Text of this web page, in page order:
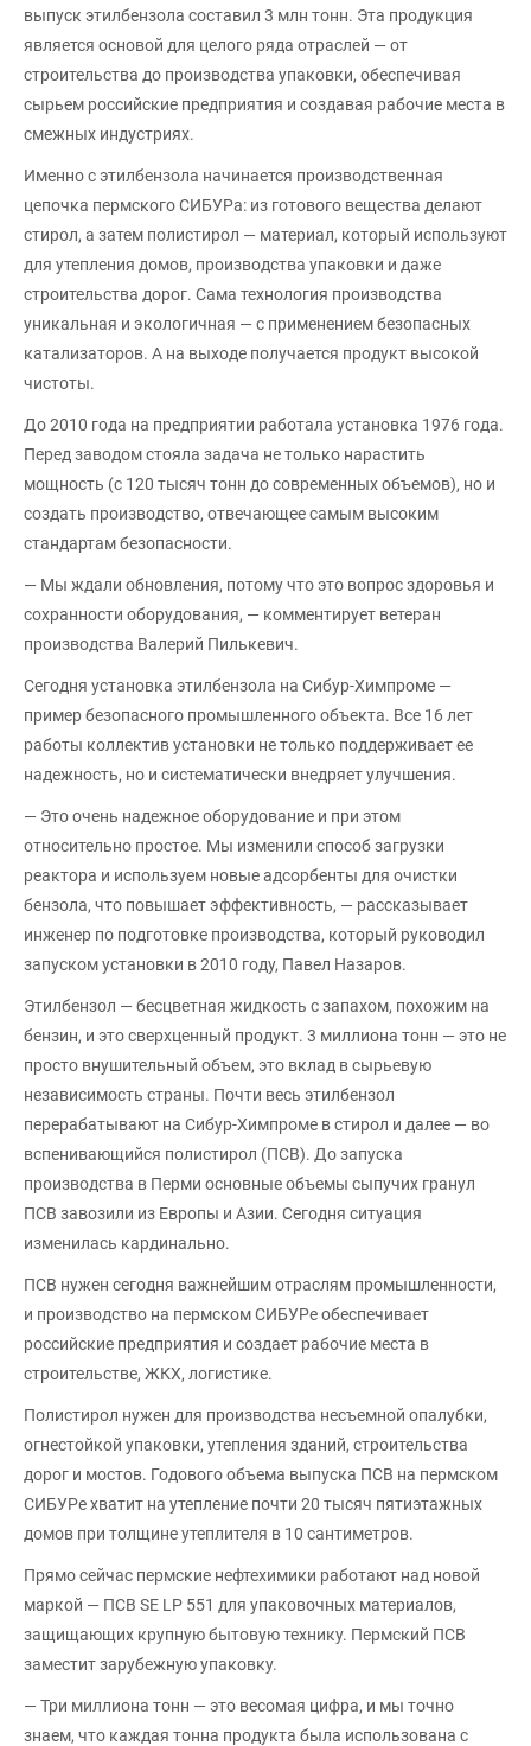
выпуск этилбензола составил 3 млн тонн. Эта продукция
является основой для целого ряда отраслей — от
строительства до производства упаковки, обеспечивая
сырьем российские предприятия и создавая рабочие места в
смежных индустриях.
Именно с этилбензола начинается производственная
цепочка пермского СИБУРа: из готового вещества делают
стирол, а затем полистирол — материал, который используют
для утепления домов, производства упаковки и даже
строительства дорог. Сама технология производства
уникальная и экологичная — с применением безопасных
катализаторов. А на выходе получается продукт высокой
чистоты.
До 2010 года на предприятии работала установка 1976 года.
Перед заводом стояла задача не только нарастить
мощность (с 120 тысяч тонн до современных объемов), но и
создать производство, отвечающее самым высоким
стандартам безопасности.
— Мы ждали обновления, потому что это вопрос здоровья и
сохранности оборудования, — комментирует ветеран
производства Валерий Пилькевич.
Сегодня установка этилбензола на Сибур-Химпроме —
пример безопасного промышленного объекта. Все 16 лет
работы коллектив установки не только поддерживает ее
надежность, но и систематически внедряет улучшения.
— Это очень надежное оборудование и при этом
относительно простое. Мы изменили способ загрузки
реактора и используем новые адсорбенты для очистки
бензола, что повышает эффективность, — рассказывает
инженер по подготовке производства, который руководил
запуском установки в 2010 году, Павел Назаров.
Этилбензол — бесцветная жидкость с запахом, похожим на
бензин, и это сверхценный продукт. 3 миллиона тонн — это не
просто внушительный объем, это вклад в сырьевую
независимость страны. Почти весь этилбензол
перерабатывают на Сибур-Химпроме в стирол и далее — во
вспенивающийся полистирол (ПСВ). До запуска
производства в Перми основные объемы сыпучих гранул
ПСВ завозили из Европы и Азии. Сегодня ситуация
изменилась кардинально.
ПСВ нужен сегодня важнейшим отраслям промышленности,
и производство на пермском СИБУРе обеспечивает
российские предприятия и создает рабочие места в
строительстве, ЖКХ, логистике.
Полистирол нужен для производства несъемной опалубки,
огнестойкой упаковки, утепления зданий, строительства
дорог и мостов. Годового объема выпуска ПСВ на пермском
СИБУРе хватит на утепление почти 20 тысяч пятиэтажных
домов при толщине утеплителя в 10 сантиметров.
Прямо сейчас пермские нефтехимики работают над новой
маркой — ПСВ SE LP 551 для упаковочных материалов,
защищающих крупную бытовую технику. Пермский ПСВ
заместит зарубежную упаковку.
— Три миллиона тонн — это весомая цифра, и мы точно
знаем, что каждая тонна продукта была использована с